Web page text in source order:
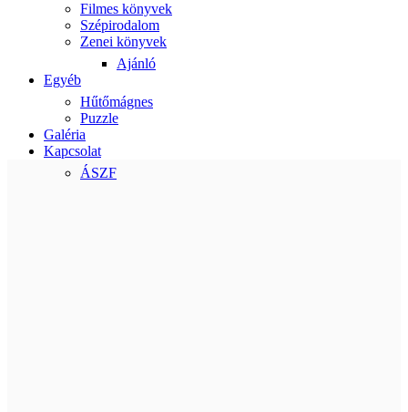
Filmes könyvek
Szépirodalom
Zenei könyvek
Ajánló
Egyéb
Hűtőmágnes
Puzzle
Galéria
Kapcsolat
ÁSZF